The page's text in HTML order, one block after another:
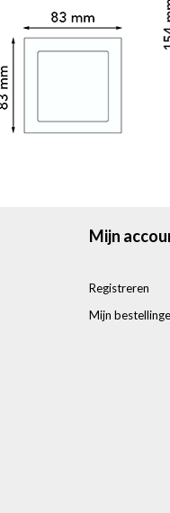
Mijn
Registreren
Mijn